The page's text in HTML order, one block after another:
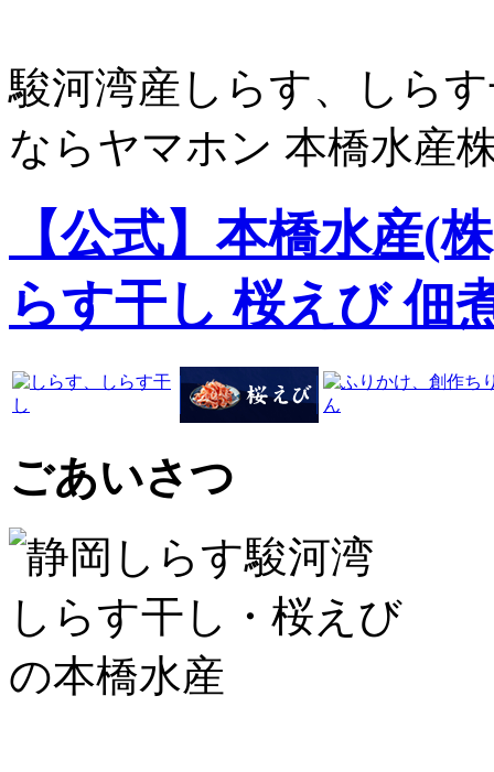
駿河湾産しらす、しら
ならヤマホン 本橋水産
【公式】本橋水産(
らす干し 桜えび 佃
ごあいさつ